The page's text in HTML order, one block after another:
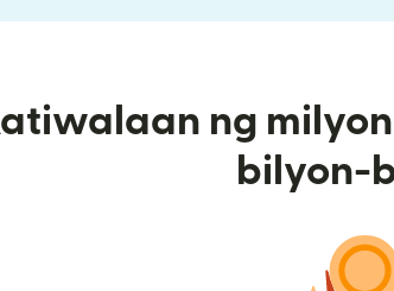
ng
bilyon-